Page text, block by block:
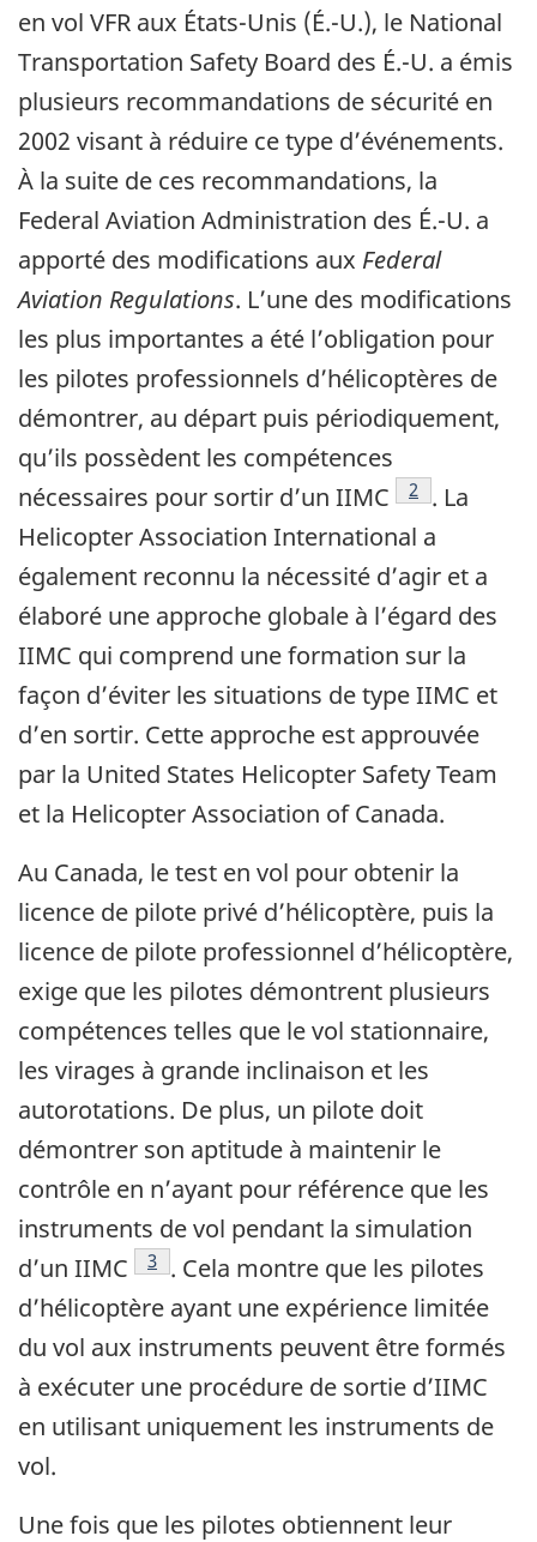
en vol VFR aux États-Unis (É.-U.), le National
Transportation Safety Board des É.-U. a émis
plusieurs recommandations de sécurité en
2002 visant à réduire ce type d’événements.
À la suite de ces recommandations, la
Federal Aviation Administration des É.-U. a
apporté des modifications aux Federal
Aviation Regulations. L’une des modifications
les plus importantes a été l’obligation pour
les pilotes professionnels d’hélicoptères de
démontrer, au départ puis périodiquement,
qu’ils possèdent les compétences
nécessaires pour sortir d’un IIMC
Note de bas de
2 . La
Helicopter Association International a
également reconnu la nécessité d’agir et a
élaboré une approche globale à l’égard des
IIMC qui comprend une formation sur la
façon d’éviter les situations de type IIMC et
d’en sortir. Cette approche est approuvée
par la United States Helicopter Safety Team
et la Helicopter Association of Canada.
Au Canada, le test en vol pour obtenir la
licence de pilote privé d’hélicoptère, puis la
licence de pilote professionnel d’hélicoptère,
exige que les pilotes démontrent plusieurs
compétences telles que le vol stationnaire,
les virages à grande inclinaison et les
autorotations. De plus, un pilote doit
démontrer son aptitude à maintenir le
contrôle en n’ayant pour référence que les
instruments de vol pendant la simulation
d’un IIMC
Note de bas de page
3 . Cela montre que les pilotes
d’hélicoptère ayant une expérience limitée
du vol aux instruments peuvent être formés
à exécuter une procédure de sortie d’IIMC
en utilisant uniquement les instruments de
vol.
Une fois que les pilotes obtiennent leur